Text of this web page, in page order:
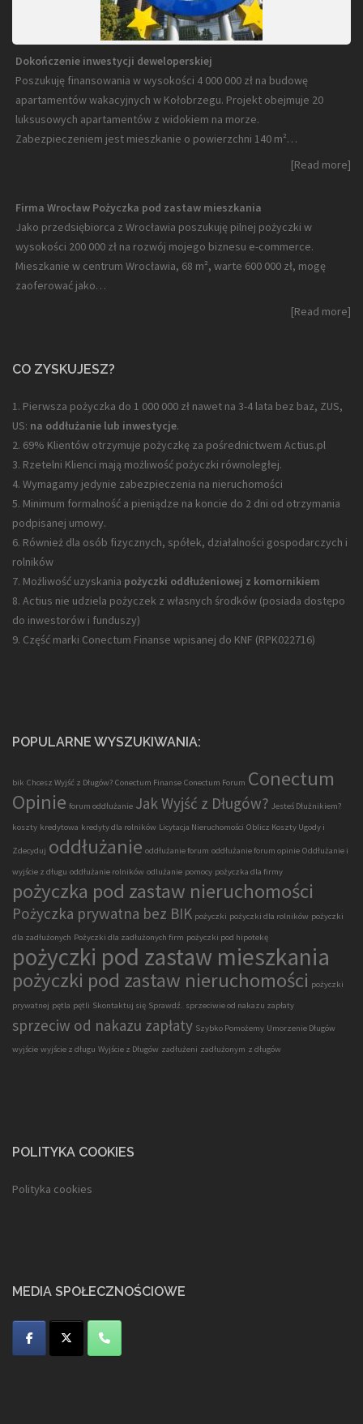
Dokończenie inwestycji deweloperskiej
Poszukuję finansowania w wysokości 4 000 000 zł na budowę
apartamentów wakacyjnych w Kołobrzegu. Projekt obejmuje 20
luksusowych apartamentów z widokiem na morze.
Zabezpieczeniem jest mieszkanie o powierzchni 140 m²…
[Read more]
Firma Wrocław Pożyczka pod zastaw mieszkania
Jako przedsiębiorca z Wrocławia poszukuję pilnej pożyczki w
wysokości 200 000 zł na rozwój mojego biznesu e-commerce.
Mieszkanie w centrum Wrocławia, 68 m², warte 600 000 zł, mogę
zaoferować jako…
[Read more]
CO ZYSKUJESZ?
1. Pierwsza pożyczka do 1 000 000 zł nawet na 3-4 lata bez baz, ZUS,
US: na oddłużanie lub inwestycje.
2. 69% Klientów otrzymuje pożyczkę za pośrednictwem Actius.pl
3. Rzetelni Klienci mają możliwość pożyczki równoległej.
4. Wymagamy jedynie zabezpieczenia na nieruchomości
5. Minimum formalność a pieniądze na koncie do 2 dni od otrzymania
podpisanej umowy.
6. Również dla osób fizycznych, spółek, działalności gospodarczych i
rolników
7. Możliwość uzyskania pożyczki oddłużeniowej z komornikiem
8. Actius nie udziela pożyczek z własnych środków (posiada dostępo
do inwestorów i funduszy)
9. Część marki Conectum Finanse wpisanej do KNF (RPK022716)
POPULARNE WYSZUKIWANIA:
bik Chcesz Wyjść z Długów? Conectum Finanse Conectum Forum Conectum
Opinie forum oddłużanie Jak Wyjść z Długów? Jesteś Dłużnikiem?
koszty kredytowa kredyty dla rolników Licytacja Nieruchomości Oblicz Koszty Ugody i
Zdecyduj oddłużanie oddłużanie forum oddłużanie forum opinie Oddłużanie i
wyjście z długu oddłużanie rolników odlużanie pomocy pożyczka dla firmy
pożyczka pod zastaw nieruchomości
Pożyczka prywatna bez BIK pożyczki pożyczki dla rolników pożyczki
dla zadłużonych Pożyczki dla zadłużonych firm pożyczki pod hipotekę
pożyczki pod zastaw mieszkania
pożyczki pod zastaw nieruchomości pożyczki
prywatnej pętla pętli Skontaktuj się Sprawdź. sprzeciwie od nakazu zapłaty
sprzeciw od nakazu zapłaty Szybko Pomożemy Umorzenie Długów
wyjście wyjście z długu Wyjście z Długów zadłużeni zadłużonym z długów
POLITYKA COOKIES
Polityka cookies
MEDIA SPOŁECZNOŚCIOWE